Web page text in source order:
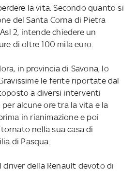
la vita. Secondo quanto si
del Santa Corna di Pietra
2, intende chiedere un
di oltre 100 mila euro.
in provincia di Savona, lo
le ferite riportate dal
a diversi interventi
alcune ore tra la vita e la
in rianimazione e poi
nella sua casa di
di Pasqua.
driver della Renault devoto di